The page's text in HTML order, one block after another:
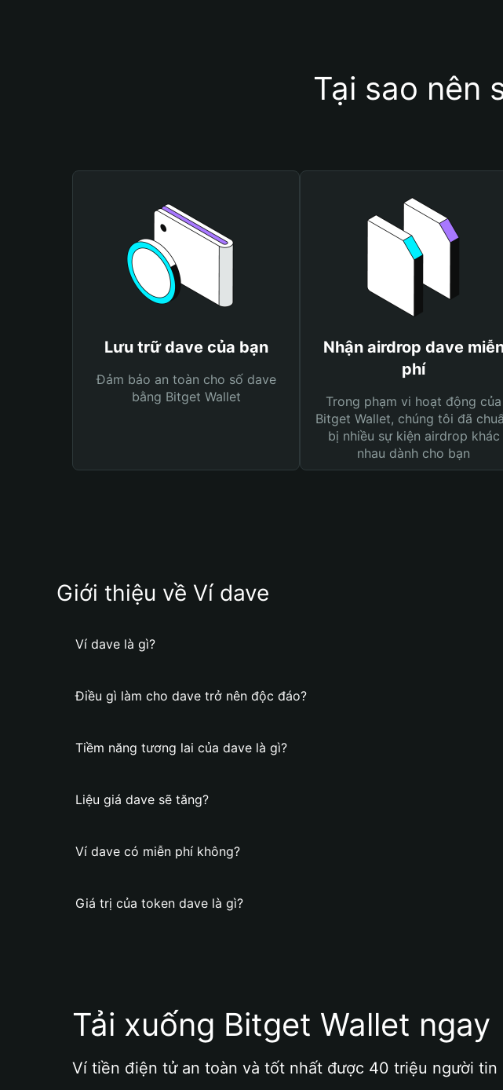
Tại sao nên
Lưu trữ dave của bạn
Đảm bảo an toàn cho số dave
bằng Bitget Wallet
Nhận airdrop dave
phí
Trong phạm vi hoạt động của
Bitget Wallet, chúng tôi đã
bị nhiều sự kiện airdrop khác
nhau dành cho bạn
Giới thiệu về Ví dave
Ví dave là gì?
Điều gì làm cho dave trở nên độc đáo?
Tiềm năng tương lai của dave là gì?
Liệu giá dave sẽ tăng?
Ví dave có miễn phí không?
Giá trị của token dave là gì?
Tải xuống Bitget Wallet ngay
Ví tiền điện tử an toàn và tốt nhất được 40 triệu người tin